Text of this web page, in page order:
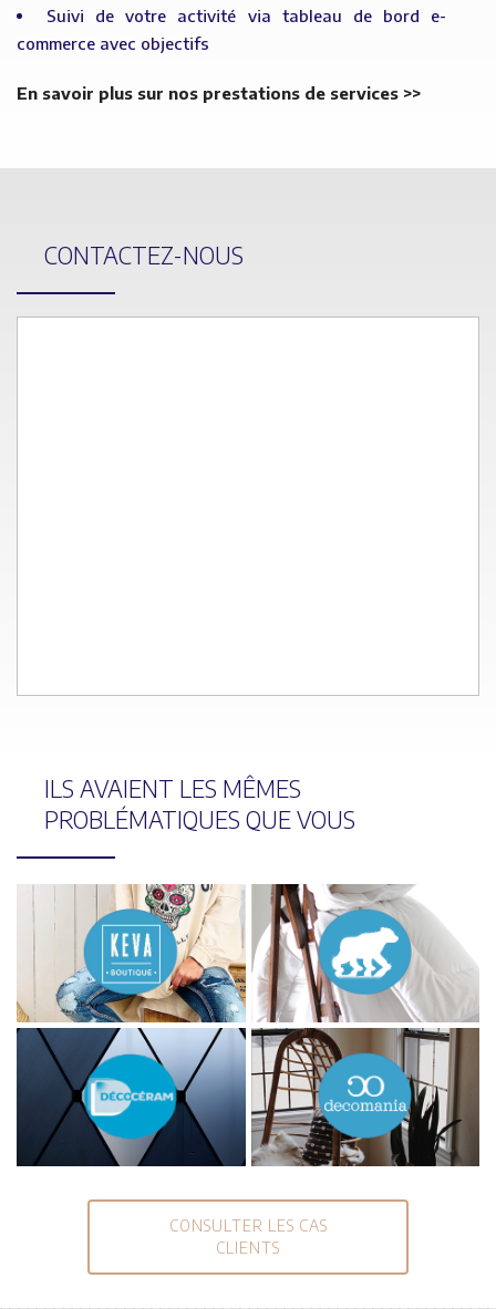
Suivi de votre activité via tableau de bord e-
commerce avec objectifs
En savoir plus sur nos prestations de services >>
CONTACTEZ-NOUS
ILS AVAIENT LES MÊMES
PROBLÉMATIQUES QUE VOUS
CONSULTER LES CAS
CLIENTS